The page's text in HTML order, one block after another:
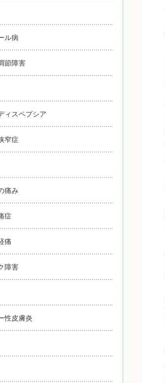
ル病
節障害
ィスペプシア
窄症
痛み
症
痛
障害
性皮膚炎